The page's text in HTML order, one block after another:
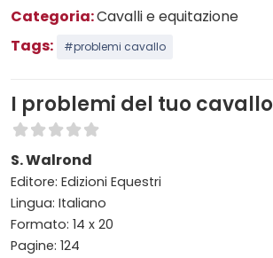
Categoria:Cavalli e equitazione
Tags:
#problemi cavallo
I problemi del tuo cavallo
S. Walrond
Editore: Edizioni Equestri
Lingua: Italiano
Formato: 14 x 20
Pagine: 124